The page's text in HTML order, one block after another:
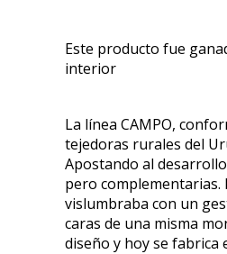
Este producto fue
interior
La línea CAMPO,
tejedoras rurales del
Apostando al
pero complementarias.
vislumbraba con un
caras de una misma
diseño y hoy se fabrica